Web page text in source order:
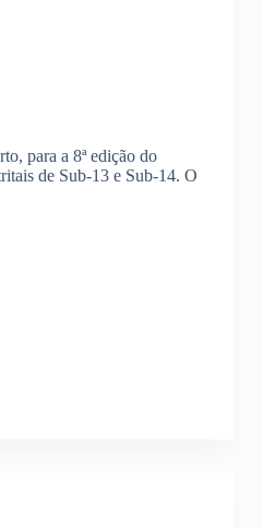
para a 8ª edição do
de Sub-13 e Sub-14. O